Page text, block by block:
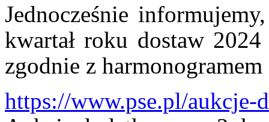
Jednocześnie
kwartał roku dostaw
zgodnie z
https://www.pse.pl/aukcje-